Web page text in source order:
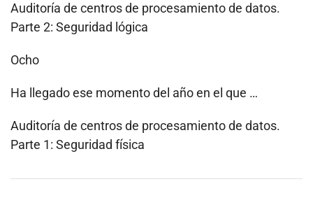
Auditoría de centros de procesamiento de datos.
Parte 2: Seguridad lógica
Ocho
Ha llegado ese momento del año en el que …
Auditoría de centros de procesamiento de datos.
Parte 1: Seguridad física